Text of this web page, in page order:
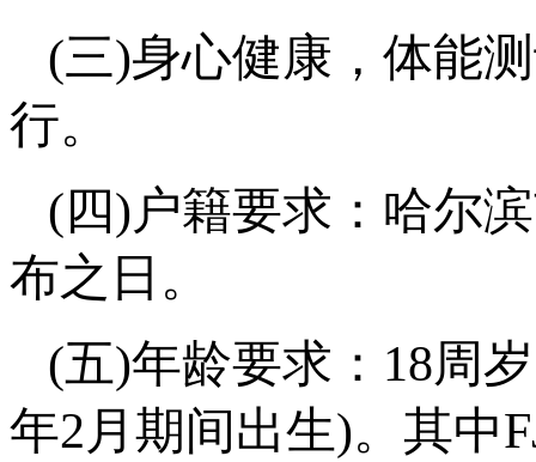
(三)身心健康，体能
行。
(四)户籍要求：哈尔
布之日。
(五)年龄要求：18周
年2月期间出生)。其中